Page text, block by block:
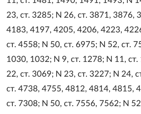
23, ст. 3285; N 26, ст. 3871, 3876,
4183, 4197, 4205, 4206, 4223,
ст. 4558; N 50, ст. 6975; N 52, ст.
1030, 1032; N 9, ст. 1278; N 11,
22, ст. 3069; N 23, ст. 3227; N 24,
ст. 4738, 4755, 4812, 4814, 4815,
ст. 7308; N 50, ст. 7556, 7562; N